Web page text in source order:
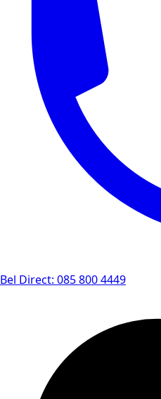
Bel Direct: 085 800 4449